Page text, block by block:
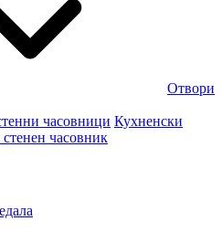
Отвори
часовници Кухненски
часовник